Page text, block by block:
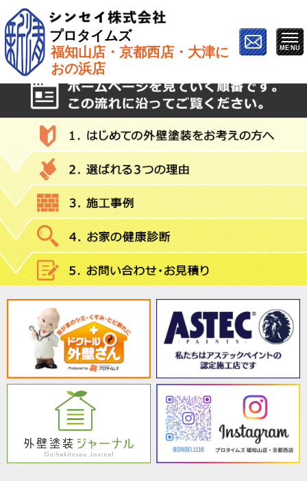
プロタイムズ
福知山店・京都西店・大津に
おの浜店
ホーム»足場設置